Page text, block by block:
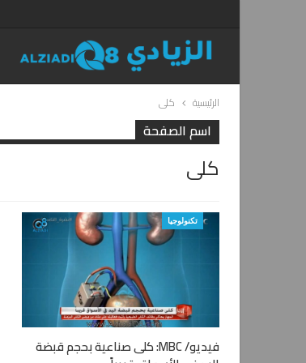
الرئيسية كلى
اسم الصفحة
كلى
تكنولوجيا
فيديو/ MBC: كلى صناعية بحجم قبضة